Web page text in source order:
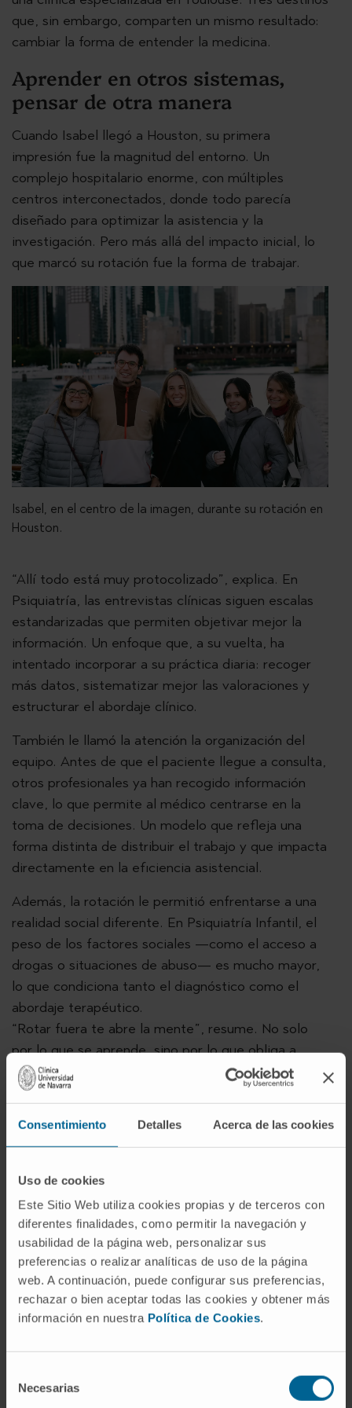
Consentimiento Detalles Acerca de las cookies
Uso de cookies
Este Sitio Web utiliza cookies propias y de terceros con
diferentes finalidades, como permitir la navegación y
usabilidad de la página web, personalizar sus
preferencias o realizar analíticas de uso de la página
web. A continuación, puede configurar sus preferencias,
rechazar o bien aceptar todas las cookies y obtener más
información en nuestra Política de Cookies.
Necesarias
que, sin embargo, comparten un mismo resultado:
cambiar la forma de entender la medicina.
Aprender en otros sistemas,
pensar de otra manera
Cuando Isabel llegó a Houston, su primera
impresión fue la magnitud del entorno. Un
complejo hospitalario enorme, con múltiples
centros interconectados, donde todo parecía
diseñado para optimizar la asistencia y la
investigación. Pero más allá del impacto inicial, lo
que marcó su rotación fue la forma de trabajar.
Isabel, en el centro de la imagen, durante su rotación en
Houston.
“Allí todo está muy protocolizado”, explica. En
Psiquiatría, las entrevistas clínicas siguen escalas
estandarizadas que permiten objetivar mejor la
información. Un enfoque que, a su vuelta, ha
intentado incorporar a su práctica diaria: recoger
más datos, sistematizar mejor las valoraciones y
estructurar el abordaje clínico.
También le llamó la atención la organización del
equipo. Antes de que el paciente llegue a consulta,
otros profesionales ya han recogido información
clave, lo que permite al médico centrarse en la
toma de decisiones. Un modelo que refleja una
forma distinta de distribuir el trabajo y que impacta
directamente en la eficiencia asistencial.
Además, la rotación le permitió enfrentarse a una
realidad social diferente. En Psiquiatría Infantil, el
peso de los factores sociales —como el acceso a
drogas o situaciones de abuso— es mucho mayor,
lo que condiciona tanto el diagnóstico como el
abordaje terapéutico.
“Rotar fuera te abre la mente”, resume. No solo
por lo que se aprende, sino por lo que obliga a
cuestionar de la propia práctica.
Un golpe de realidad
sobre todo, un cambio de perspectiva.
Su rotación se enmarca en el proyecto Elikia,
centrado en el cribado del virus del papiloma
humano para prevenir el cáncer de cuello de útero,
una enfermedad que en ese contexto sigue siendo
la primera causa de mortalidad femenina. Allí, la
medicina se enfrenta a una realidad donde los
“La primera palabra que vino a mi cabeza al llegar